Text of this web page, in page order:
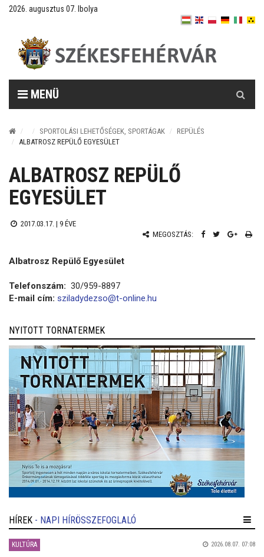
2026. augusztus 07. Ibolya
MENÜ
SPORTOLÁSI LEHETŐSÉGEK, SPORTÁGAK
REPÜLÉS
ALBATROSZ REPÜLŐ EGYESÜLET
ALBATROSZ REPÜLŐ
EGYESÜLET
2017.03.17. | 9 ÉVE
MEGOSZTÁS:
Albatrosz Repülő Egyesület
Telefonszám: 30/959-8897
E-mail cím: sziladydezso@t-online.hu
NYITOTT TORNATERMEK
HÍREK - NAPI HÍRÖSSZEFOGLALÓ
KULTÚRA 2026.08.07. 07:08